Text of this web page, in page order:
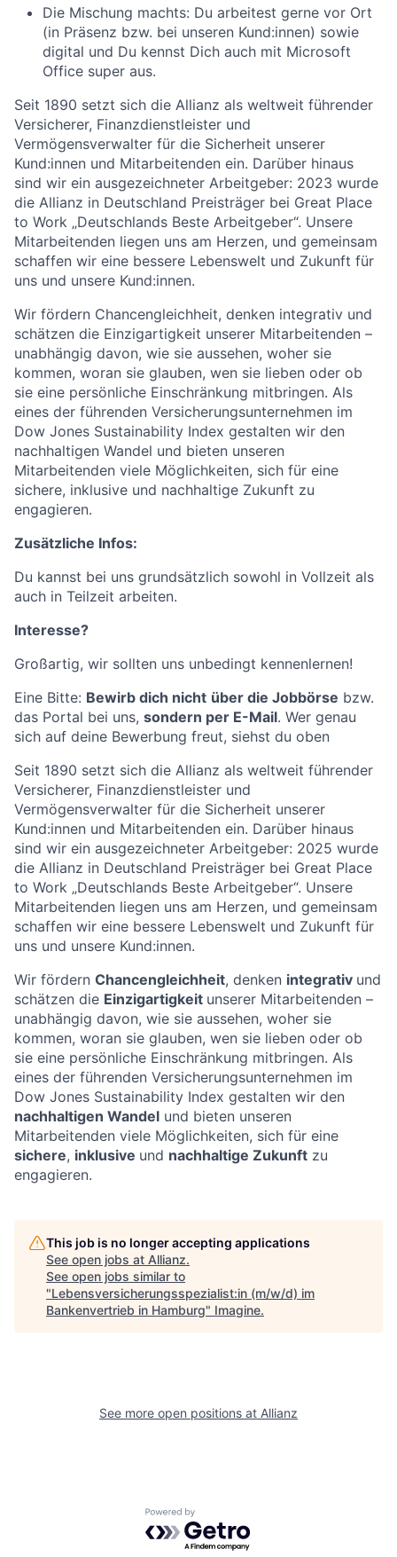
Die Mischung machts: Du arbeitest gerne vor Ort
(in Präsenz bzw. bei unseren Kund:innen) sowie
digital und Du kennst Dich auch mit Microsoft
Office super aus.
Seit 1890 setzt sich die Allianz als weltweit führender
Versicherer, Finanzdienstleister und
Vermögensverwalter für die Sicherheit unserer
Kund:innen und Mitarbeitenden ein. Darüber hinaus
sind wir ein ausgezeichneter Arbeitgeber: 2023 wurde
die Allianz in Deutschland Preisträger bei Great Place
to Work „Deutschlands Beste Arbeitgeber“. Unsere
Mitarbeitenden liegen uns am Herzen, und gemeinsam
schaffen wir eine bessere Lebenswelt und Zukunft für
uns und unsere Kund:innen.
Wir fördern Chancengleichheit, denken integrativ und
schätzen die Einzigartigkeit unserer Mitarbeitenden –
unabhängig davon, wie sie aussehen, woher sie
kommen, woran sie glauben, wen sie lieben oder ob
sie eine persönliche Einschränkung mitbringen. Als
eines der führenden Versicherungsunternehmen im
Dow Jones Sustainability Index gestalten wir den
nachhaltigen Wandel und bieten unseren
Mitarbeitenden viele Möglichkeiten, sich für eine
sichere, inklusive und nachhaltige Zukunft zu
engagieren.
Zusätzliche Infos:
Du kannst bei uns grundsätzlich sowohl in Vollzeit als
auch in Teilzeit arbeiten.
Interesse?
Großartig, wir sollten uns unbedingt kennenlernen!
Eine Bitte: Bewirb dich nicht über die Jobbörse bzw.
das Portal bei uns, sondern per E-Mail. Wer genau
sich auf deine Bewerbung freut, siehst du oben
Seit 1890 setzt sich die Allianz als weltweit führender
Versicherer, Finanzdienstleister und
Vermögensverwalter für die Sicherheit unserer
Kund:innen und Mitarbeitenden ein. Darüber hinaus
sind wir ein ausgezeichneter Arbeitgeber: 2025 wurde
die Allianz in Deutschland Preisträger bei Great Place
to Work „Deutschlands Beste Arbeitgeber“. Unsere
Mitarbeitenden liegen uns am Herzen, und gemeinsam
schaffen wir eine bessere Lebenswelt und Zukunft für
uns und unsere Kund:innen.
Wir fördern Chancengleichheit, denken integrativ und
schätzen die Einzigartigkeit unserer Mitarbeitenden –
unabhängig davon, wie sie aussehen, woher sie
kommen, woran sie glauben, wen sie lieben oder ob
sie eine persönliche Einschränkung mitbringen. Als
eines der führenden Versicherungsunternehmen im
Dow Jones Sustainability Index gestalten wir den
nachhaltigen Wandel und bieten unseren
Mitarbeitenden viele Möglichkeiten, sich für eine
sichere, inklusive und nachhaltige Zukunft zu
engagieren.
This job is no longer accepting applications
See open jobs at Allianz.
See open jobs similar to
"Lebensversicherungsspezialist:in (m/w/d) im
Bankenvertrieb in Hamburg" Imagine.
See more open positions at Allianz
Powered by Getro.com